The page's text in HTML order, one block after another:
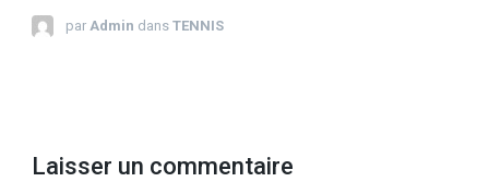
par Admin dans TENNIS
Laisser un commentaire